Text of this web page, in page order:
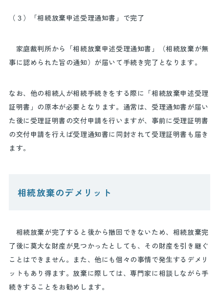
（３）「相続放棄申述受理通知書」で完了
家庭裁判所から「相続放棄申述受理通知書」（相続放棄が無
事に認められた旨の通知）が届いて手続き完了となります。
なお、他の相続人が相続手続きをする際に「相続放棄申述受理
証明書」の原本が必要となります。通常は、受理通知書が届い
た後に受理証明書の交付申請を行いますが、事前に受理証明書
の交付申請を行えば受理通知書に同封されて受理証明書も届き
ます。
相続放棄のデメリット
相続放棄が完了すると後から撤回できないため、相続放棄完
了後に莫大な財産が見つかったとしても、その財産を引き継ぐ
ことはできません。また、他にも個々の事情で発生するデメリ
ットもあり得ます。放棄に際しては、専門家に相談しながら手
続きすることをお勧めします。